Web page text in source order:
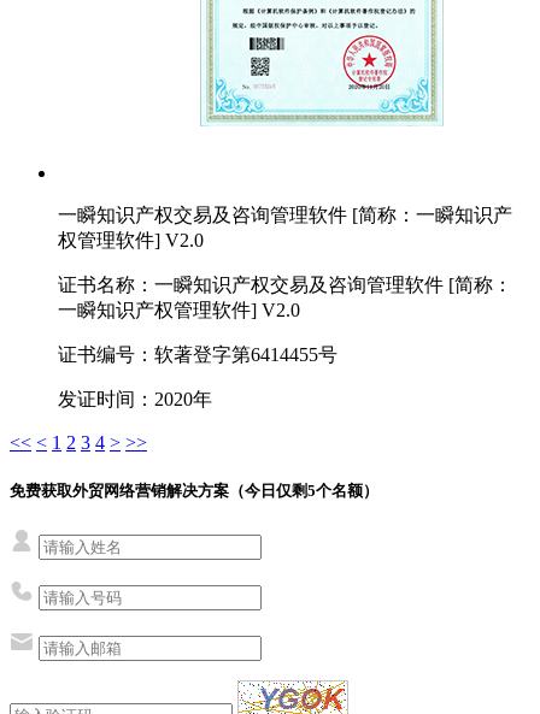
一瞬知识产权交易及咨询管理软件 [简称：一瞬知识产
权管理软件] V2.0
证书名称：一瞬知识产权交易及咨询管理软件 [简称：
一瞬知识产权管理软件] V2.0
证书编号：软著登字第6414455号
发证时间：2020年
<< < 1 2 3 4 > >>
免费获取外贸网络营销解决方案（今日仅剩5个名额）